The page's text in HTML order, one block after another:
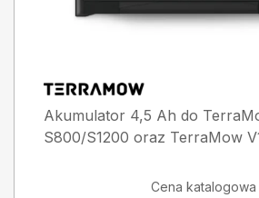
Akumulator 4,5 Ah do
S800/S1200 oraz TerraMow
Cena katalogowa